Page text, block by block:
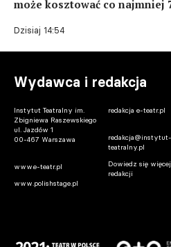
może kosztować co najmniej
Dzisiaj 14:54
Wydawca i redakcja
Instytut Teatralny im.
Zbigniewa Raszewskiego
ul. Jazdów 1
00-467 Warszawa
www.e-teatr.pl
www.polishstage.pl
redakcja e-teatr.pl
redakcja@instytut-
teatralny.pl
Dowiedz się
redakcji